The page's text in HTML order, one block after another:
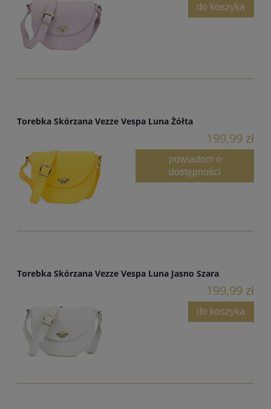
do koszyka
Torebka Skórzana Vezze Vespa Luna Żółta
199,99 zł
powiadom o
dostępności
Torebka Skórzana Vezze Vespa Luna Jasno Szara
199,99 zł
do koszyka